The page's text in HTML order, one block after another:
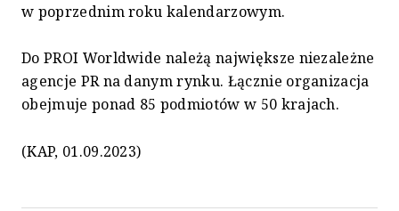
w poprzednim roku kalendarzowym.
Do PROI Worldwide należą największe niezależne
agencje PR na danym rynku. Łącznie organizacja
obejmuje ponad 85 podmiotów w 50 krajach.
(KAP, 01.09.2023)